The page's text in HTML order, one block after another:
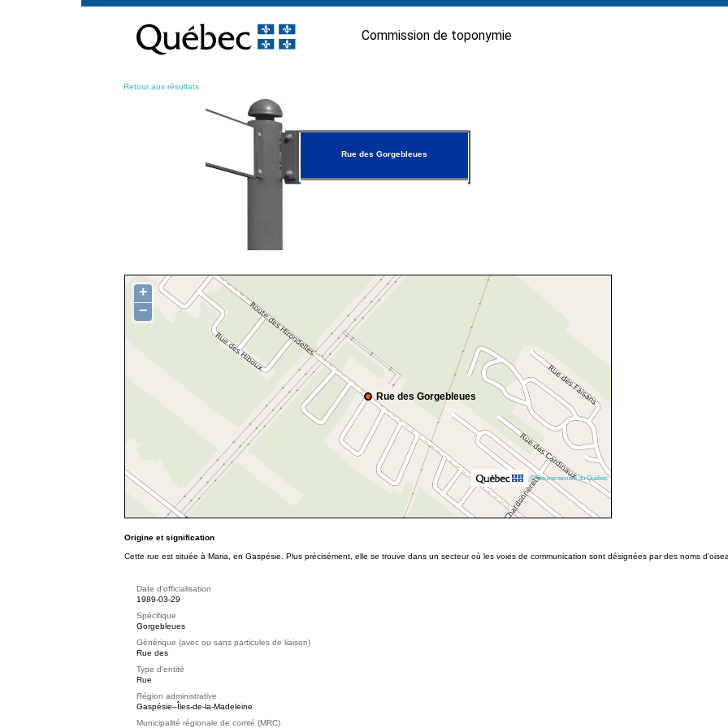
contenu
Commission de toponymie
Retour aux résultats
Rue des Gorgebleues
Rue des Gorgebleues
+
−
© Gouvernement du Québec
Origine et signification
Cette rue est située à Maria, en Gaspésie. Plus précisément, elle se trouve dans un secteur où les voies de communication sont désignées par des noms
Date d'officialisation
1989-03-29
Spécifique
Gorgebleues
Générique (avec ou sans particules de liaison)
Rue des
Type d'entité
Rue
Région administrative
Gaspésie–Îles-de-la-Madeleine
Municipalité régionale de comté (MRC)